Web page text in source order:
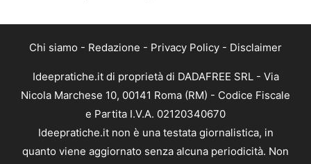
Chi siamo - Redazione - Privacy Policy - Disclaimer
Ideepratiche.it di proprietà di DADAFREE SRL - Via
Nicola Marchese 10, 00141 Roma (RM) - Codice Fiscale
e Partita I.V.A. 02120340670
Ideepratiche.it non è una testata giornalistica, in
quanto viene aggiornato senza alcuna periodicità. Non